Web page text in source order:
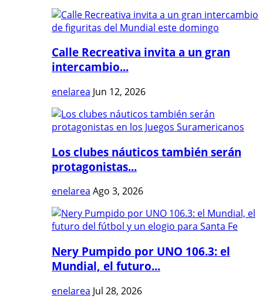
Calle Recreativa invita a un gran
intercambio...
enelarea Jun 12, 2026
Los clubes náuticos también serán
protagonistas...
enelarea Ago 3, 2026
Nery Pumpido por UNO 106.3: el
Mundial, el futuro...
enelarea Jul 28, 2026